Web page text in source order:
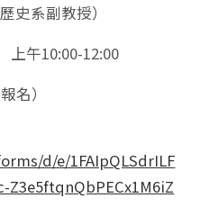
史系副教授）
上午10:00-12:00
名）
d/e/1FAIpQLSdrILF
Z3e5ftqnQbPECx1M6iZ